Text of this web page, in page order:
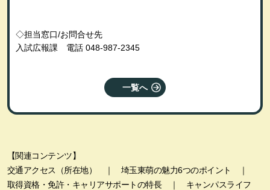
◇担当窓口/お問合せ先
入試広報課 電話048-987-2345
一覧へ
【関連コンテンツ】
交通アクセス（所在地）
｜ 埼玉東萌の魅力6つのポイント
｜
取得資格・免許・キャリアサポートの特長｜ キャンパスライフ